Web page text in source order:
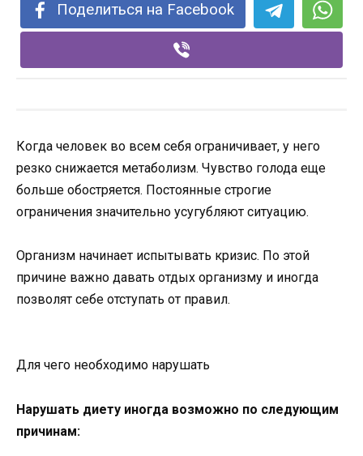
Поделиться на Facebook
Когда человек во всем себя ограничивает, у него
резко снижается метаболизм. Чувство голода еще
больше обостряется. Постоянные строгие
ограничения значительно усугубляют ситуацию.
Организм начинает испытывать кризис. По этой
причине важно давать отдых организму и иногда
позволят себе отступать от правил.
Для чего необходимо нарушать
Нарушать диету иногда возможно по следующим
причинам: